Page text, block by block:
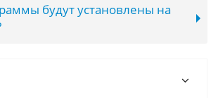
будут установлены на